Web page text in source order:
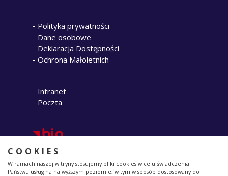
COOKIES
W ramach naszej witryny stosujemy pliki cookies w celu świadczenia
Państwu usług na najwyższym poziomie, w tym w sposób dostosowany do
Polityka prywatności
Dane osobowe
Deklaracja Dostępności
Ochrona Małoletnich
Intranet
Poczta